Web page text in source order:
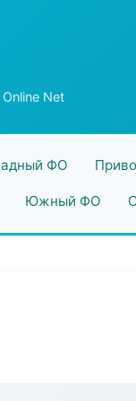
Net
ФО
Южный ФО